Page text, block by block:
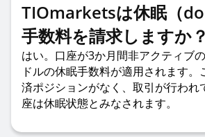
TIOmarketsは休眠（
手数料を請求しますか？
はい。口座が3か月間非アクティブ
ドルの休眠手数料が適用されます
済ポジションがなく、取引が行われ
座は休眠状態とみなされます。